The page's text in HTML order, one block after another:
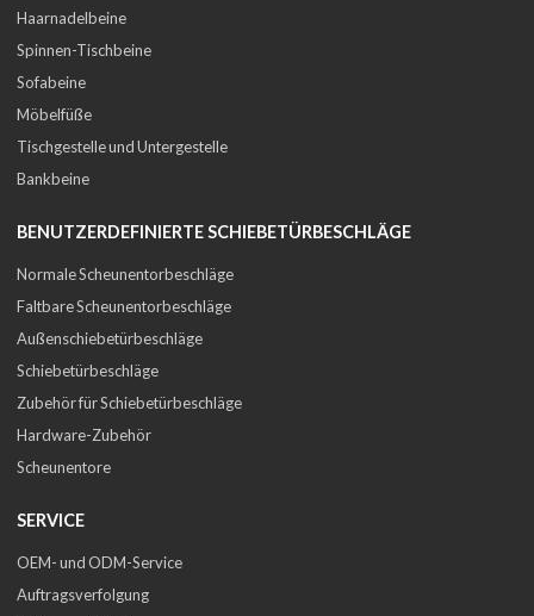
Haarnadelbeine
Spinnen-Tischbeine
Sofabeine
Möbelfüße
Tischgestelle und Untergestelle
Bankbeine
BENUTZERDEFINIERTE SCHIEBETÜRBESCHLÄGE
Normale Scheunentorbeschläge
Faltbare Scheunentorbeschläge
Außenschiebetürbeschläge
Schiebetürbeschläge
Zubehör für Schiebetürbeschläge
Hardware-Zubehör
Scheunentore
SERVICE
OEM- und ODM-Service
Auftragsverfolgung